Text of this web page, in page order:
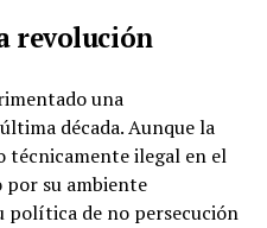
revolución
una
década. Aunque la
técnicamente ilegal en el
por su ambiente
de no persecución